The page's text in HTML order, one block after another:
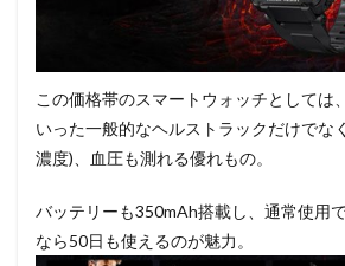
この価格帯のスマートウォッチとしては
いった一般的なヘルストラックだけでな
濃度)、血圧も測れる優れもの。
バッテリーも350mAh搭載し、通常使用
なら50日も使えるのが魅力。